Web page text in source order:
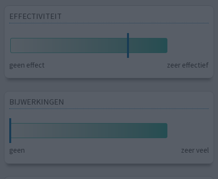
EFFECTIVITEIT
geen effect zeer effectief
BIJWERKINGEN
geen zeer veel